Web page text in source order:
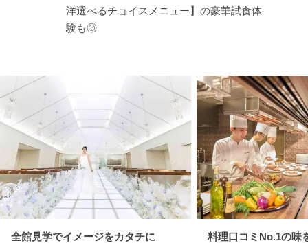
洋選べるチョイスメニュー】の豪華試食体
験も◎
全館見学でイメージをカタチに
料理口コミNo.1の味